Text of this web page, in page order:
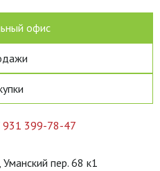
офис
931 399-78-47
пер. 68 к1